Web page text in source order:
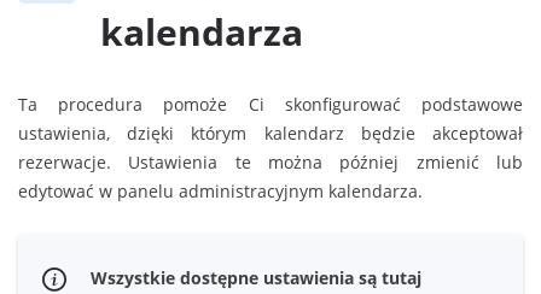
kalendarza
Ta procedura pomoże Ci skonfigurować podstawowe
ustawienia, dzięki którym kalendarz będzie akceptował
rezerwacje. Ustawienia te można później zmienić lub
edytować w panelu administracyjnym kalendarza.
Wszystkie dostępne ustawienia są tutaj